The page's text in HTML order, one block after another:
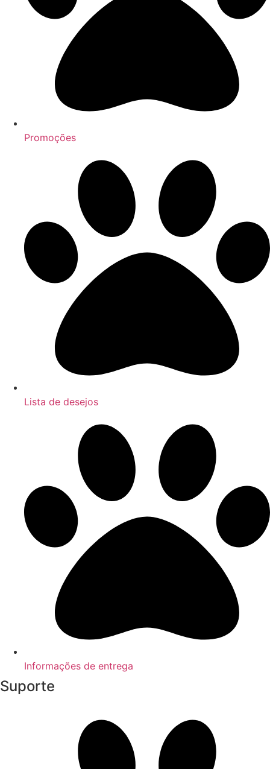
Promoções
Lista de desejos
Informações de entrega
Suporte